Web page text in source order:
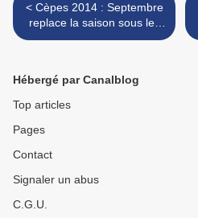
< Cèpes 2014 : Septembre
replace la saison sous les
meilleurs auspices...
Hébergé par Canalblog
Top articles
Pages
Contact
Signaler un abus
C.G.U.